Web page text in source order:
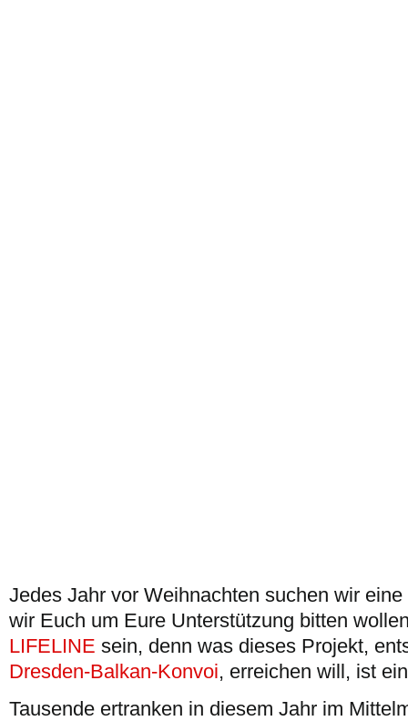
Jedes Jahr vor Weihnachten suchen wir
wir Euch um Eure Unterstützung bitten
LIFELINE sein, denn was dieses Projekt,
Dresden-Balkan-Konvoi, erreichen will, ist
Tausende ertranken in diesem Jahr im